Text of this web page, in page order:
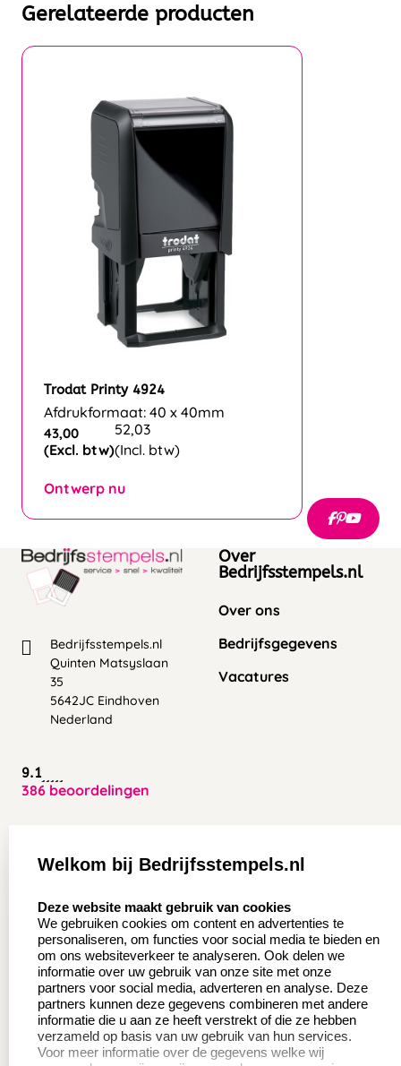
Gerelateerde producten
Trodat Printy 4924
Afdrukformaat: 40 x 40mm
43,00
(Excl. btw)
52,03
(Incl. btw)
Ontwerp nu
Bedrijfsstempels.nl
Quinten Matsyslaan
35
5642JC Eindhoven
Nederland
9.1
386 beoordelingen
Over
Bedrijfsstempels.nl
Over ons
Bedrijfsgegevens
Vacatures
Aanvraag op maat
Wederverkoper
worden
Sale
Betaling & Verzending
Contact opnemen
Veel gestelde vragen
Retourneren
Herroepingsrecht
Welkom bij Bedrijfsstempels.nl
Deze website maakt gebruik van cookies
We gebruiken cookies om content en advertenties te
personaliseren, om functies voor social media te bieden en
om ons websiteverkeer te analyseren. Ook delen we
informatie over uw gebruik van onze site met onze
partners voor social media, adverteren en analyse. Deze
partners kunnen deze gegevens combineren met andere
informatie die u aan ze heeft verstrekt of die ze hebben
verzameld op basis van uw gebruik van hun services.
Voor meer informatie over de gegevens welke wij